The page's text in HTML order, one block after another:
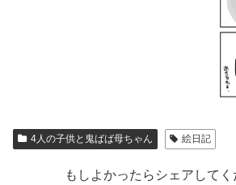
4人の子供と鬼ばば母ちゃん 絵日記
もしよかったらシェアしてく